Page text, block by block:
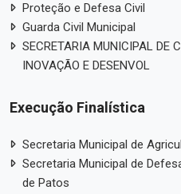
Proteção e Defesa Civil
Guarda Civil Municipal
SECRETARIA MUNICIPAL DE
INOVAÇÃO E DESENVOL
Execução Finalística
Secretaria Municipal de
Secretaria Municipal de
de Patos